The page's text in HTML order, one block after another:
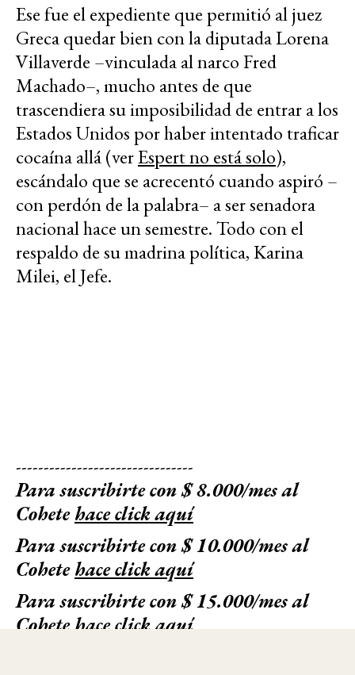
Ese fue el expediente que permitió al juez
Greca quedar bien con la diputada Lorena
Villaverde –vinculada al narco Fred
Machado–, mucho antes de que
trascendiera su imposibilidad de entrar a los
Estados Unidos por haber intentado traficar
cocaína allá (verEspert no está solo),
escándalo que se acrecentó cuando aspiró –
con perdón de la palabra– a ser senadora
nacional hace un semestre. Todo con el
respaldo de su madrina política, Karina
Milei, el Jefe.
--------------------------------
Para suscribirte con $ 8.000/mes al
Cohetehace click aquí
Para suscribirte con $ 10.000/mes al
Cohetehace click aquí
Para suscribirte con $ 15.000/mes al
Cohetehace click aquí